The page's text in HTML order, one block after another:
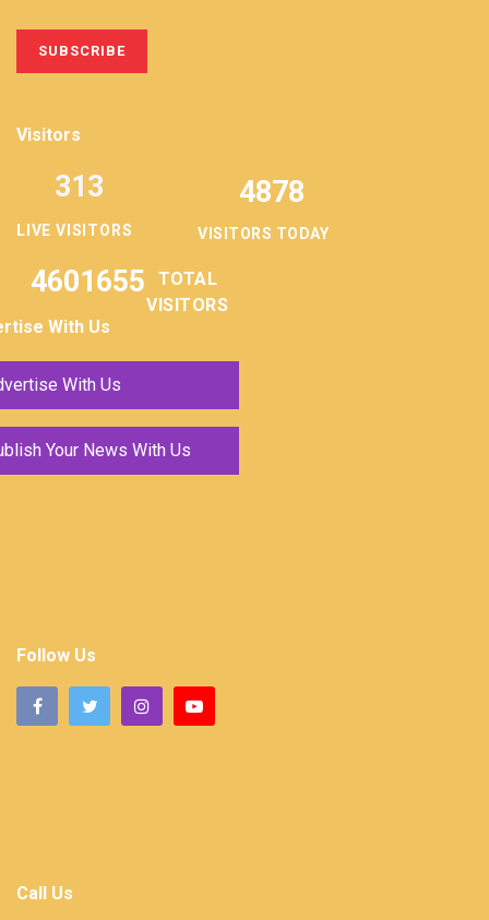
Visitors
LIVE VISITORS
313 4878
VISITORS TODAY
4601655
TOTAL
VISITORS
With Us
With Us
Your News With Us
Follow Us
Call Us